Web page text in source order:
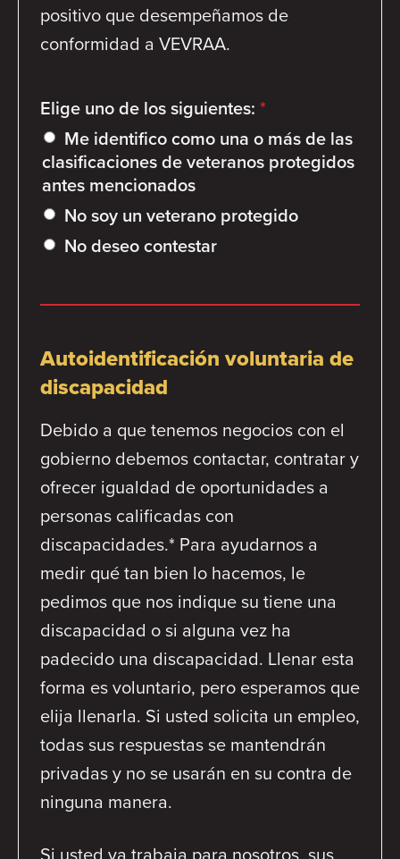
positivo que desempeñamos de
conformidad a VEVRAA.
Elige uno de los siguientes: *
Me identifico como una o más de las
clasificaciones de veteranos protegidos
antes mencionados
No soy un veterano protegido
No deseo contestar
Autoidentificación voluntaria de
discapacidad
Debido a que tenemos negocios con el
gobierno debemos contactar, contratar y
ofrecer igualdad de oportunidades a
personas calificadas con
discapacidades.* Para ayudarnos a
medir qué tan bien lo hacemos, le
pedimos que nos indique su tiene una
discapacidad o si alguna vez ha
padecido una discapacidad. Llenar esta
forma es voluntario, pero esperamos que
elija llenarla. Si usted solicita un empleo,
todas sus respuestas se mantendrán
privadas y no se usarán en su contra de
ninguna manera.